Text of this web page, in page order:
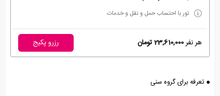
تور با احتساب حمل و نقل و خدمات
هر نفر23,610,000 تومان رزرو پکیج
تعرفه برای گروه سنی